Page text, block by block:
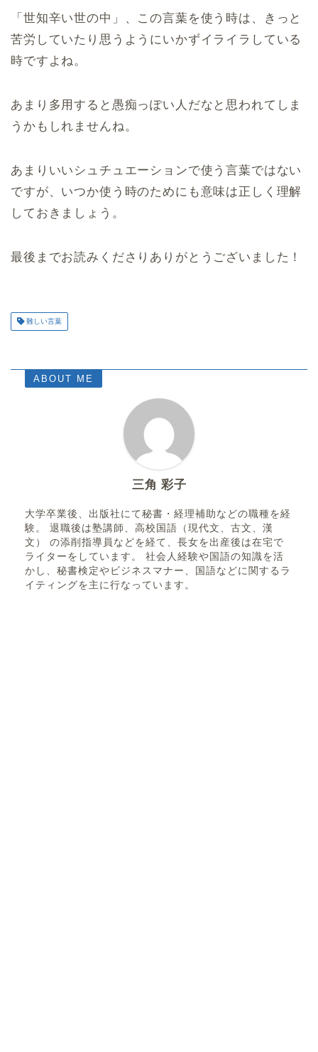
「世知辛い世の中」、この言葉を使う時は、きっと
苦労していたり思うようにいかずイライラしている
時ですよね。
あまり多用すると愚痴っぽい人だなと思われてしま
うかもしれませんね。
あまりいいシュチュエーションで使う言葉ではない
ですが、いつか使う時のためにも意味は正しく理解
しておきましょう。
最後までお読みくださりありがとうございました！
難しい言葉
ABOUT ME
三角 彩子
大学卒業後、出版社にて秘書・経理補助などの職種を経
験。 退職後は塾講師、高校国語（現代文、古文、漢
文） の添削指導員などを経て、長女を出産後は在宅で
ライターをしています。 社会人経験や国語の知識を活
かし、秘書検定やビジネスマナー、国語などに関するラ
イティングを主に行なっています。